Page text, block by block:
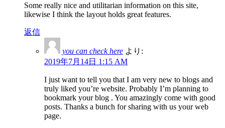
Some really nice and utilitarian information on this site,
likewise I think the layout holds great features.
返信
you can check here より:
2019年7月14日 1:15 AM
I just want to tell you that I am very new to blogs and
truly liked you’re website. Probably I’m planning to
bookmark your blog . You amazingly come with good
posts. Thanks a bunch for sharing with us your web
page.